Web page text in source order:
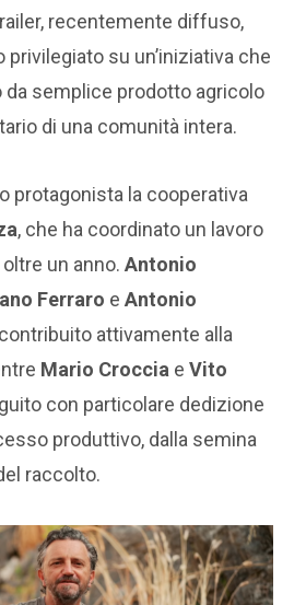
recentemente diffuso,
su un’iniziativa che
da semplice prodotto agricolo
di una comunità intera.
protagonista la cooperativa
, che ha coordinato un lavoro
un anno. Antonio
Ferraro e Antonio
attivamente alla
Mario Croccia e Vito
con particolare dedizione
produttivo, dalla semina
raccolto.